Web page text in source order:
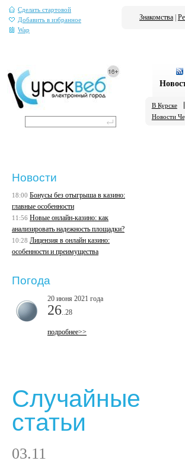
Сделать стартовой
Добавить в избранное
Wap
Знакомства
В Курске
Новости
Новости
18:00 Бонусы без отыгрыша в казино:
главные особенности
11:56 Новые онлайн-казино: как
анализировать надежность площадки?
10:28 Лицензия в онлайн казино:
особенности и преимущества
Погода
20 июня 2021 года
26 ..28
подробнее>>
Случайные
статьи
03.11